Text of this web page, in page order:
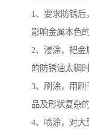
1、要求防锈
影响金属本色的
2、浸涂，把
的防锈油太稠
3、刷涂，用刷
品及形状复杂
4、喷涂，对大